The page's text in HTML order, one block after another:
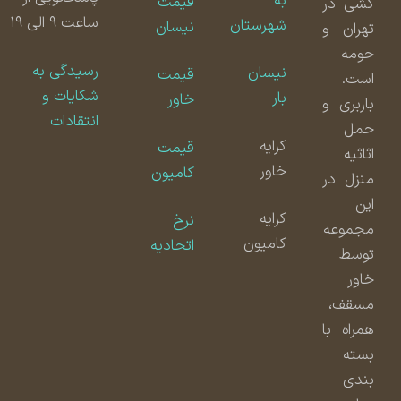
کشی در
تهران و
حومه
است.
باربری و
حمل
اثاثیه
منزل در
مجموعه
توسط
مسقف،
همراه با
بسته
بندی
شهرستان
نیسان
کامیون
نیسان
قیمت
قیمت
کامیون
اتحادیه
ساعت ۹ الی ۱۹
رسیدگی به
شکایات و
انتقادات